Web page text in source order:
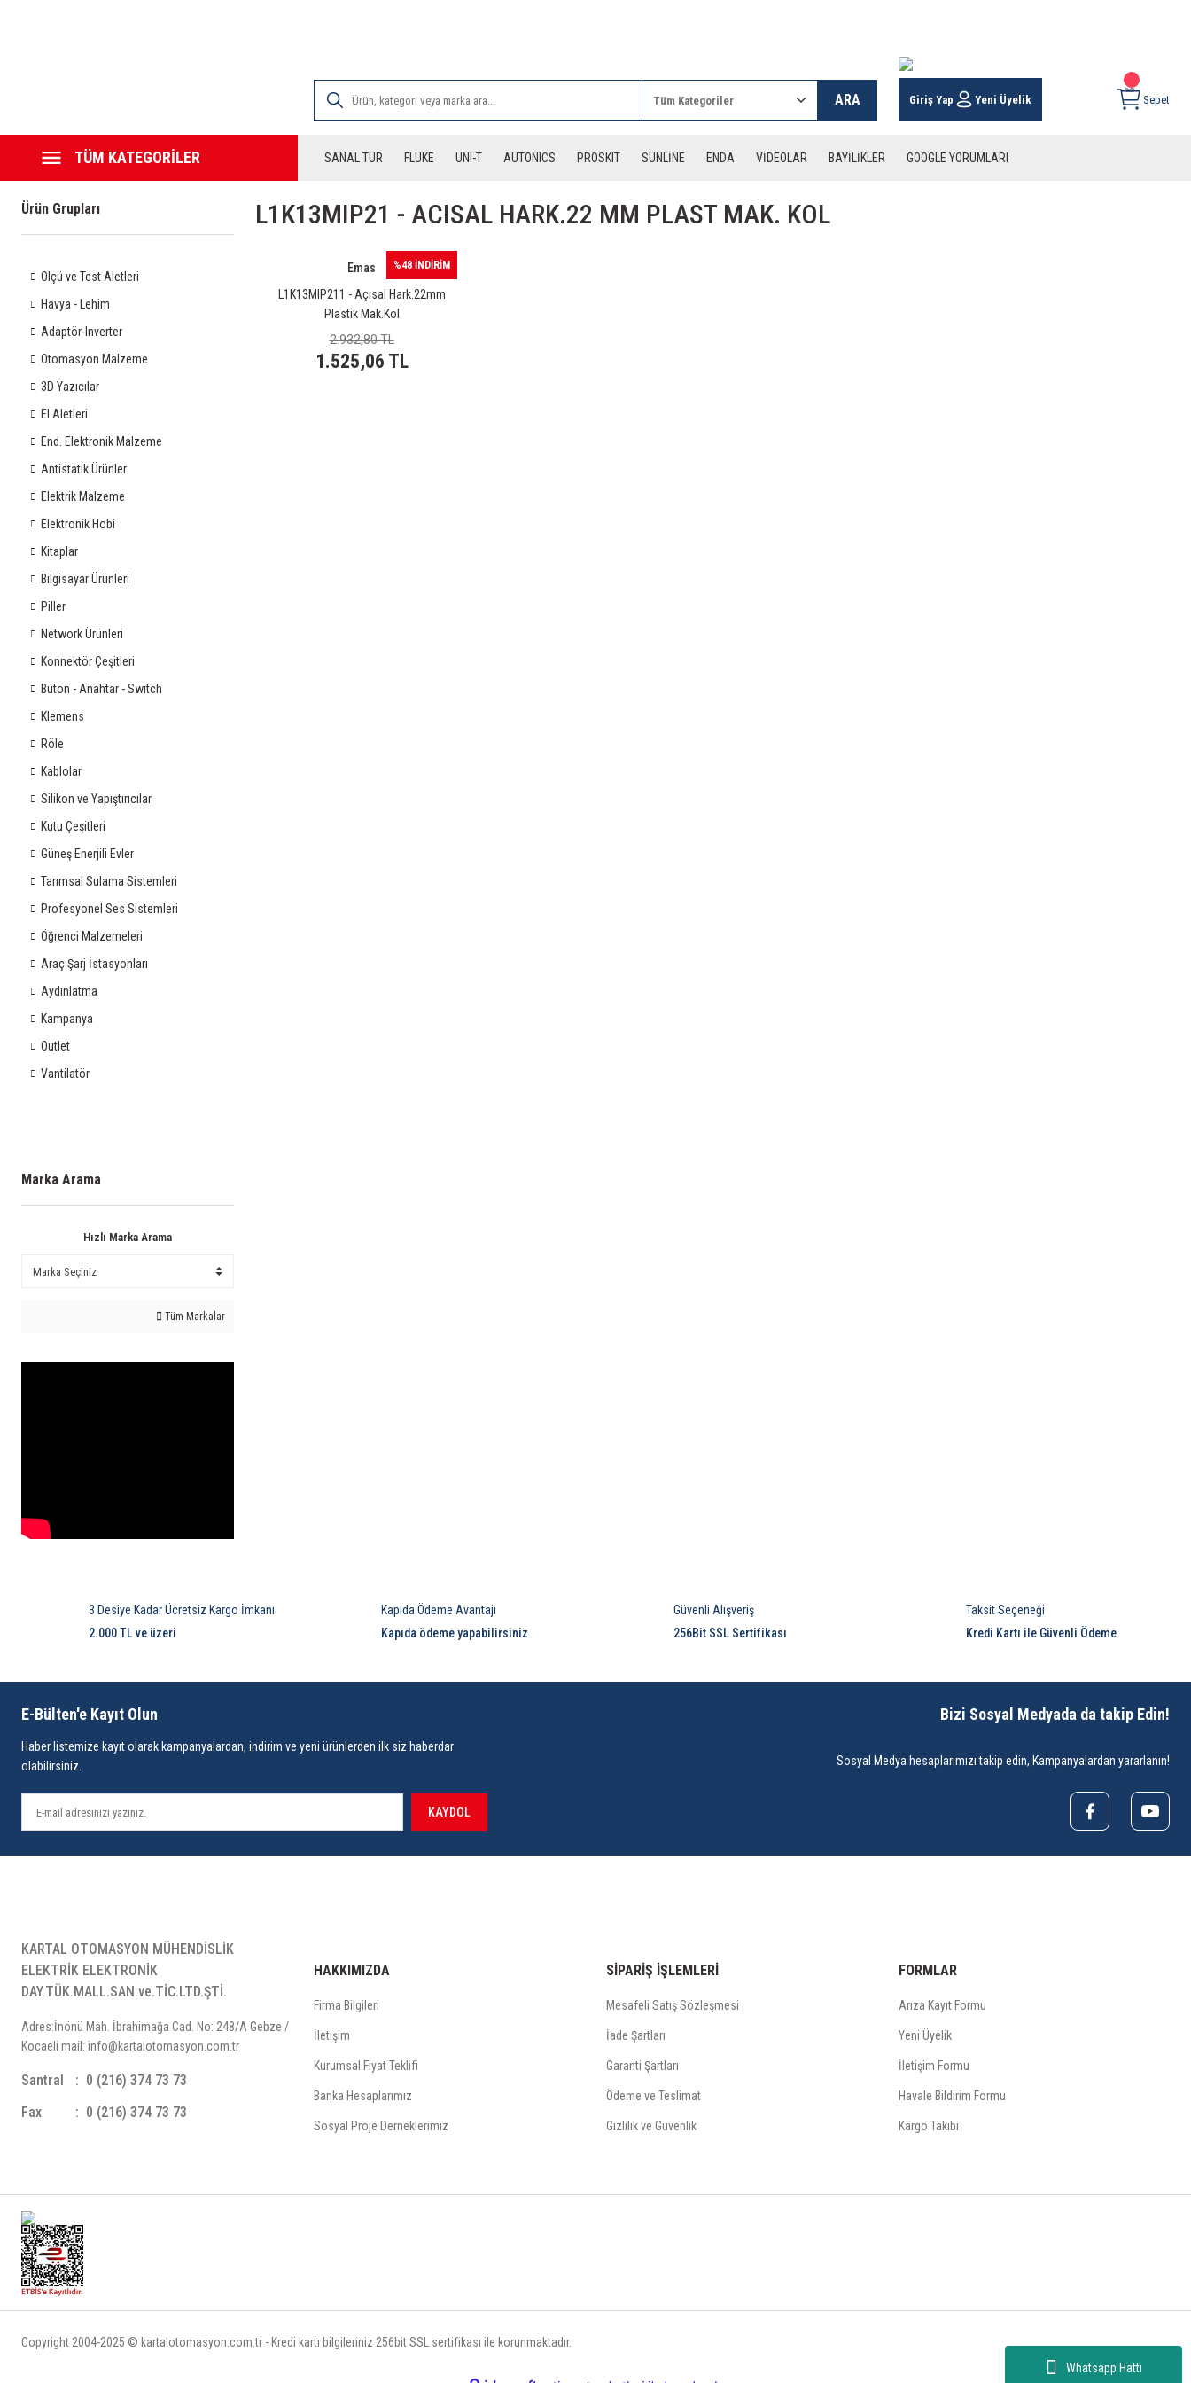
Whatsapp Hattı
ARA Giriş Yap Yeni Üyelik Sepet
TÜM KATEGORİLER SANAL TUR FLUKE UNI-T AUTONICS PROSKIT SUNLİNE ENDA VİDEOLAR BAYİLİKLER GOOGLE YORUMLARI
Ürün Grupları
Ölçü ve Test Aletleri
Havya - Lehim
Adaptör-Inverter
Otomasyon Malzeme
3D Yazıcılar
El Aletleri
End. Elektronik Malzeme
Antistatik Ürünler
Elektrik Malzeme
Elektronik Hobi
Kitaplar
Bilgisayar Ürünleri
Piller
Network Ürünleri
Konnektör Çeşitleri
Buton - Anahtar - Switch
Klemens
Röle
Kablolar
Silikon ve Yapıştırıcılar
Kutu Çeşitleri
Güneş Enerjili Evler
Tarımsal Sulama Sistemleri
Profesyonel Ses Sistemleri
Öğrenci Malzemeleri
Araç Şarj İstasyonları
Aydınlatma
Kampanya
Outlet
Vantilatör
Marka Arama
Hızlı Marka Arama
Tüm Markalar
L1K13MIP21 - ACISAL HARK.22 MM PLAST MAK. KOL
%48 İNDİRİM
Emas
L1K13MIP211 - Açısal Hark.22mm
Plastik Mak.Kol
2.932,80 TL
1.525,06 TL
3 Desiye Kadar Ücretsiz Kargo İmkanı
2.000 TL ve üzeri
Kapıda Ödeme Avantajı
Kapıda ödeme yapabilirsiniz
Güvenli Alışveriş
256Bit SSL Sertifikası
Taksit Seçeneği
Kredi Kartı ile Güvenli Ödeme
E-Bülten'e Kayıt Olun
Haber listemize kayıt olarak kampanyalardan, indirim ve yeni ürünlerden ilk siz haberdar
olabilirsiniz.
KAYDOL
Bizi Sosyal Medyada da takip Edin!
Sosyal Medya hesaplarımızı takip edin, Kampanyalardan yararlanın!
KARTAL OTOMASYON MÜHENDİSLİK
ELEKTRİK ELEKTRONİK
DAY.TÜK.MALL.SAN.ve.TİC.LTD.ŞTİ.
Adres:İnönü Mah. İbrahimağa Cad. No: 248/A Gebze /
Kocaeli mail: info@kartalotomasyon.com.tr
Santral
0 (216) 374 73 73
Fax
0 (216) 374 73 73
HAKKIMIZDA
Firma Bilgileri
İletişim
Kurumsal Fiyat Teklifi
Banka Hesaplarımız
Sosyal Proje Derneklerimiz
SİPARİŞ İŞLEMLERİ
Mesafeli Satış Sözleşmesi
İade Şartları
Garanti Şartları
Ödeme ve Teslimat
Gizlilik ve Güvenlik
FORMLAR
Arıza Kayıt Formu
Yeni Üyelik
İletişim Formu
Havale Bildirim Formu
Kargo Takibi
Copyright 2004-2025 © kartalotomasyon.com.tr - Kredi kartı bilgileriniz 256bit SSL sertifikası ile korunmaktadır.